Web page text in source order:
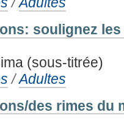
soulignez
(sous-titrée)
/Adultes
des rimes du